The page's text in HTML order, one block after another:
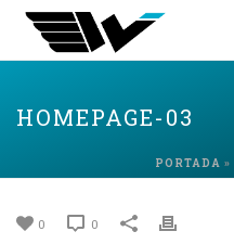
HOMEPAGE-03
PORTADA »
0 0